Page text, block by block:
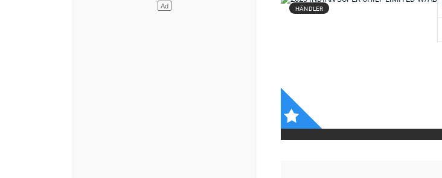
HÄNDLER